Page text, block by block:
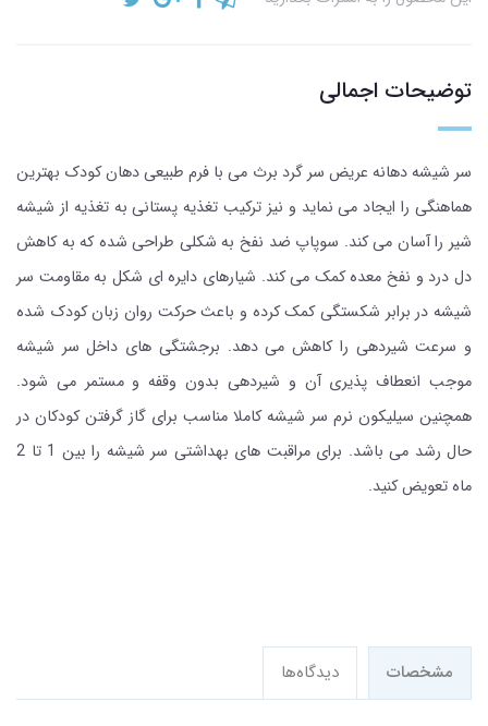
توضیحات اجمالی
سر شیشه دهانه عریض سر گرد برث می با فرم طبیعی دهان کودک بهترین
هماهنگی را ایجاد می نماید و نیز ترکیب تغذیه پستانی به تغذیه از شیشه
شیر را آسان می کند. سوپاپ ضد نفخ به شکلی طراحی شده که به کاهش
دل درد و نفخ معده کمک می کند. شیارهای دایره ای شکل به مقاومت سر
شیشه در برابر شکستگی کمک کرده و باعث حرکت روان زبان کودک شده
و سرعت شیردهی را کاهش می دهد. برجشتگی های داخل سر شیشه
موجب انعطاف پذیری آن و شیردهی بدون وقفه و مستمر می شود.
همچنین سیلیکون نرم سر شیشه کاملا مناسب برای گاز گرفتن کودکان در
حال رشد می باشد. برای مراقبت های بهداشتی سر شیشه را بین 1 تا 2
ماه تعویض کنید.
مشخصات دیدگاه‌ها